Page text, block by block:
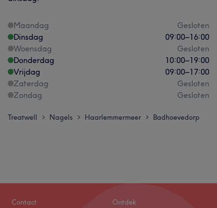
Maandag
Gesloten
Dinsdag
09:00–16:00
Woensdag
Gesloten
Donderdag
10:00–19:00
Vrijdag
09:00–17:00
Zaterdag
Gesloten
Zondag
Gesloten
Treatwell > Nagels > Haarlemmermeer > Badhoevedorp
Contact Ontdek